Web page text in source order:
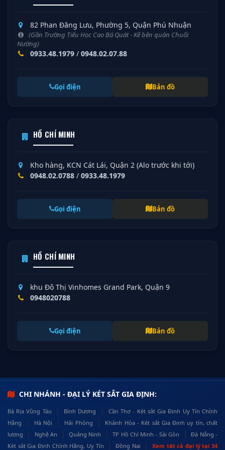
82 Phan Đăng Lưu, Phường 5, Quận Phú Nhuận
(Gần Trường Tiểu Học Cao Bá Quát - Kế bên quán Chuối
Nướng)
0933.48.1979 / 0948.02.07.88
Gọi điện Bản đồ
HỒ CHÍ MINH
Kho hàng, KCN Cát Lái, Quận 2 (Alo trước khi tới)
0948.02.0788 / 0933.48.1979
Gọi điện Bản đồ
HỒ CHÍ MINH
khu Đô Thị Vinhomes Grand Park, Quận 9
0948020788
Gọi điện Bản đồ
CHI NHÁNH - ĐẠI LÝ KÉT SẮT GIA ĐỊNH:
Bà Rịa Vũng Tàu | Bình Dương |
Cần Thơ - Két sắt Gia Định Uy Tín Chính
Hãng
| Hà Nội | Hải Phòng |
Khánh Hòa - Két sắt Gia Định uy tín, chất
lượng
| Nghệ An | Quảng Ninh | TP Hồ Chí Minh - Sài Gòn |
Đà Nẵng -
Két sắt Gia Định Chính Hãng, Uy Tín
| Đồng Nai | Xem tất cả đại lý tại 34